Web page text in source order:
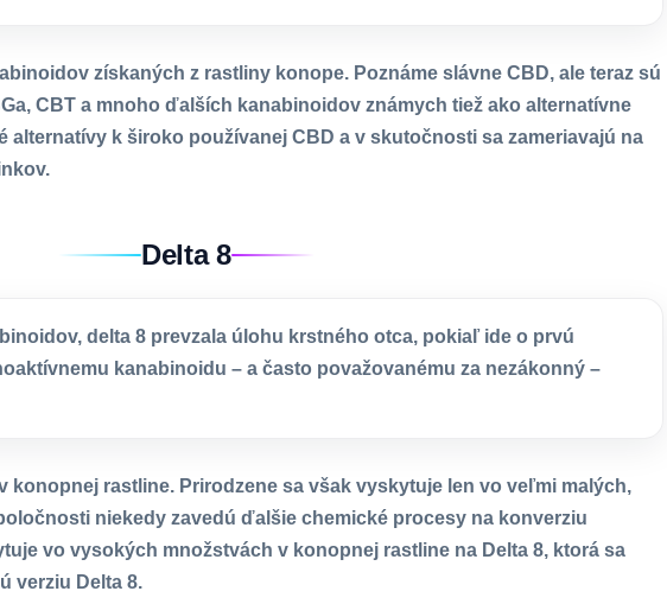
získaných z rastliny konope. Poznáme slávne CBD, ale teraz sú
CBT a mnoho ďalších kanabinoidov známych tiež ako alternatívne
alternatívy k široko používanej CBD a v skutočnosti sa zameriavajú na
Delta 8
delta 8 prevzala úlohu krstného otca, pokiaľ ide o prvú
kanabinoidu – a často považovanému za nezákonný –
konopnej rastline. Prirodzene sa však vyskytuje len vo veľmi malých,
niekedy zavedú ďalšie chemické procesy na konverziu
vo vysokých množstvách v konopnej rastline na Delta 8, ktorá sa
verziu Delta 8.